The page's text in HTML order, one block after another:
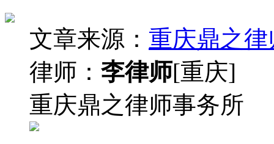
文章来源： 重庆鼎之
律师： 李律师[重庆]
重庆鼎之律师事务所